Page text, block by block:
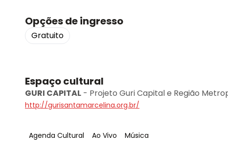
Opções de ingresso
Gratuito
Espaço cultural
GURI CAPITAL - Projeto Guri Capital e Região
http://gurisantamarcelina.org.br/
Tag:
Agenda Cultural Tag:
Ao Vivo Tag:
Música